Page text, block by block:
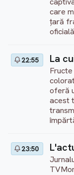
care
țară
22:55 La
oferă
acest
23:50